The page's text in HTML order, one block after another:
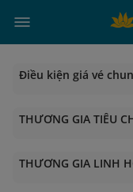
Điều kiện giá vé
THƯƠNG GIA TIÊU
THƯƠNG GIA LINH